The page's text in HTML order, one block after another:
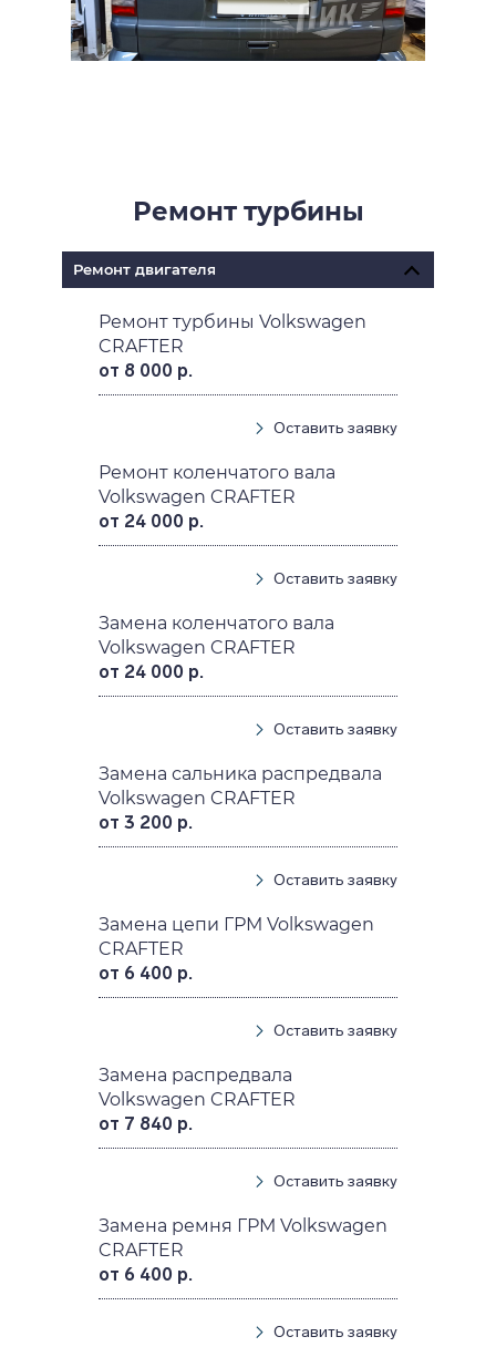
Ремонт турбины
Ремонт двигателя
Ремонт турбины Volkswagen
CRAFTER
от 8 000 р.
Оставить заявку
Ремонт коленчатого вала
Volkswagen CRAFTER
от 24 000 р.
Оставить заявку
Замена коленчатого вала
Volkswagen CRAFTER
от 24 000 р.
Оставить заявку
Замена сальника распредвала
Volkswagen CRAFTER
от 3 200 р.
Оставить заявку
Замена цепи ГРМ Volkswagen
CRAFTER
от 6 400 р.
Оставить заявку
Замена распредвала
Volkswagen CRAFTER
от 7 840 р.
Оставить заявку
Замена ремня ГРМ Volkswagen
CRAFTER
от 6 400 р.
Оставить заявку